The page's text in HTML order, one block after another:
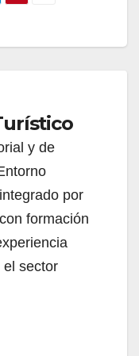
y de
por
formación
el sector